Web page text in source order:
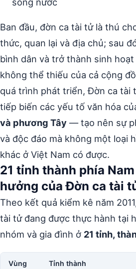
Ban đầu, đờn ca tài tử là thú
thức, quan lại và địa chủ; sau
bình dân và trở thành sinh
không thể thiếu của cả cộng
quá trình phát triển, Đờn ca tài
tiếp biến các yếu tố văn hóa
và phương Tây — tạo nên sự
và độc đáo mà không một loại
khác ở Việt Nam có được.
21 tỉnh thành phía
hưởng của Đờn ca tài
Theo kết quả kiểm kê năm
tài tử đang được thực hành tại
nhóm và gia đình ở 21 tỉnh,
Vùng Tỉnh thành